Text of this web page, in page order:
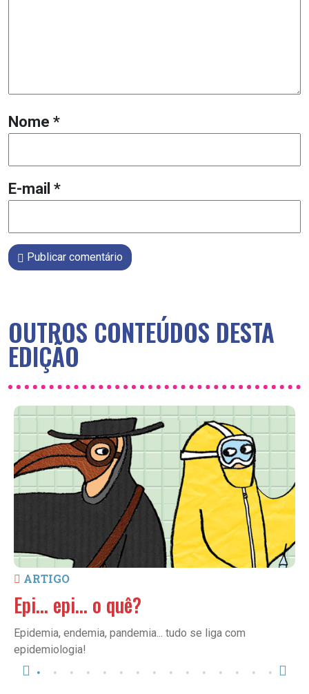
Nome *
E-mail *
Publicar comentário
OUTROS CONTEÚDOS DESTA
EDIÇÃO
ARTIGO
Epi… epi… o quê?
Epidemia, endemia, pandemia... tudo se liga com
epidemiologia!